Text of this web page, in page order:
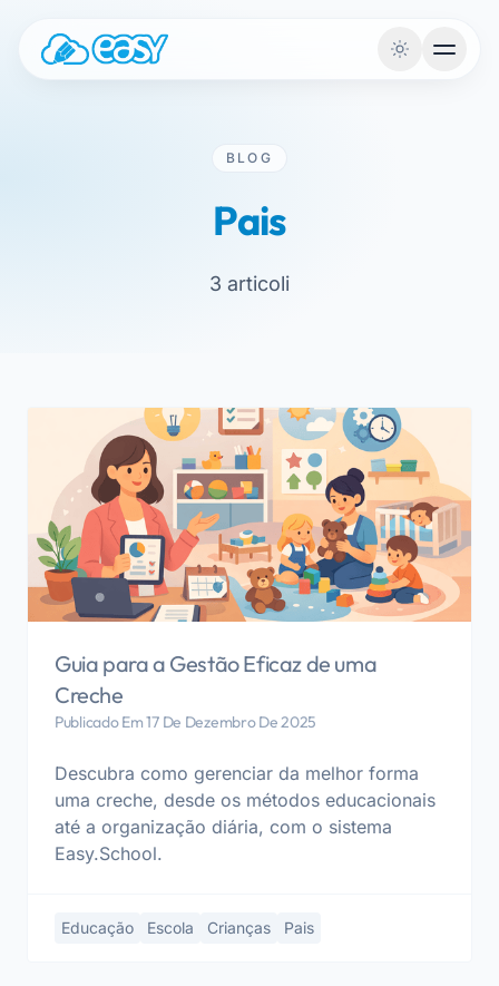
BLOG
Pais
3 articoli
Guia para a Gestão Eficaz de uma
Creche
Publicado Em 17 De Dezembro De 2025
Descubra como gerenciar da melhor forma
uma creche, desde os métodos educacionais
até a organização diária, com o sistema
Easy.School.
Educação Escola Crianças Pais